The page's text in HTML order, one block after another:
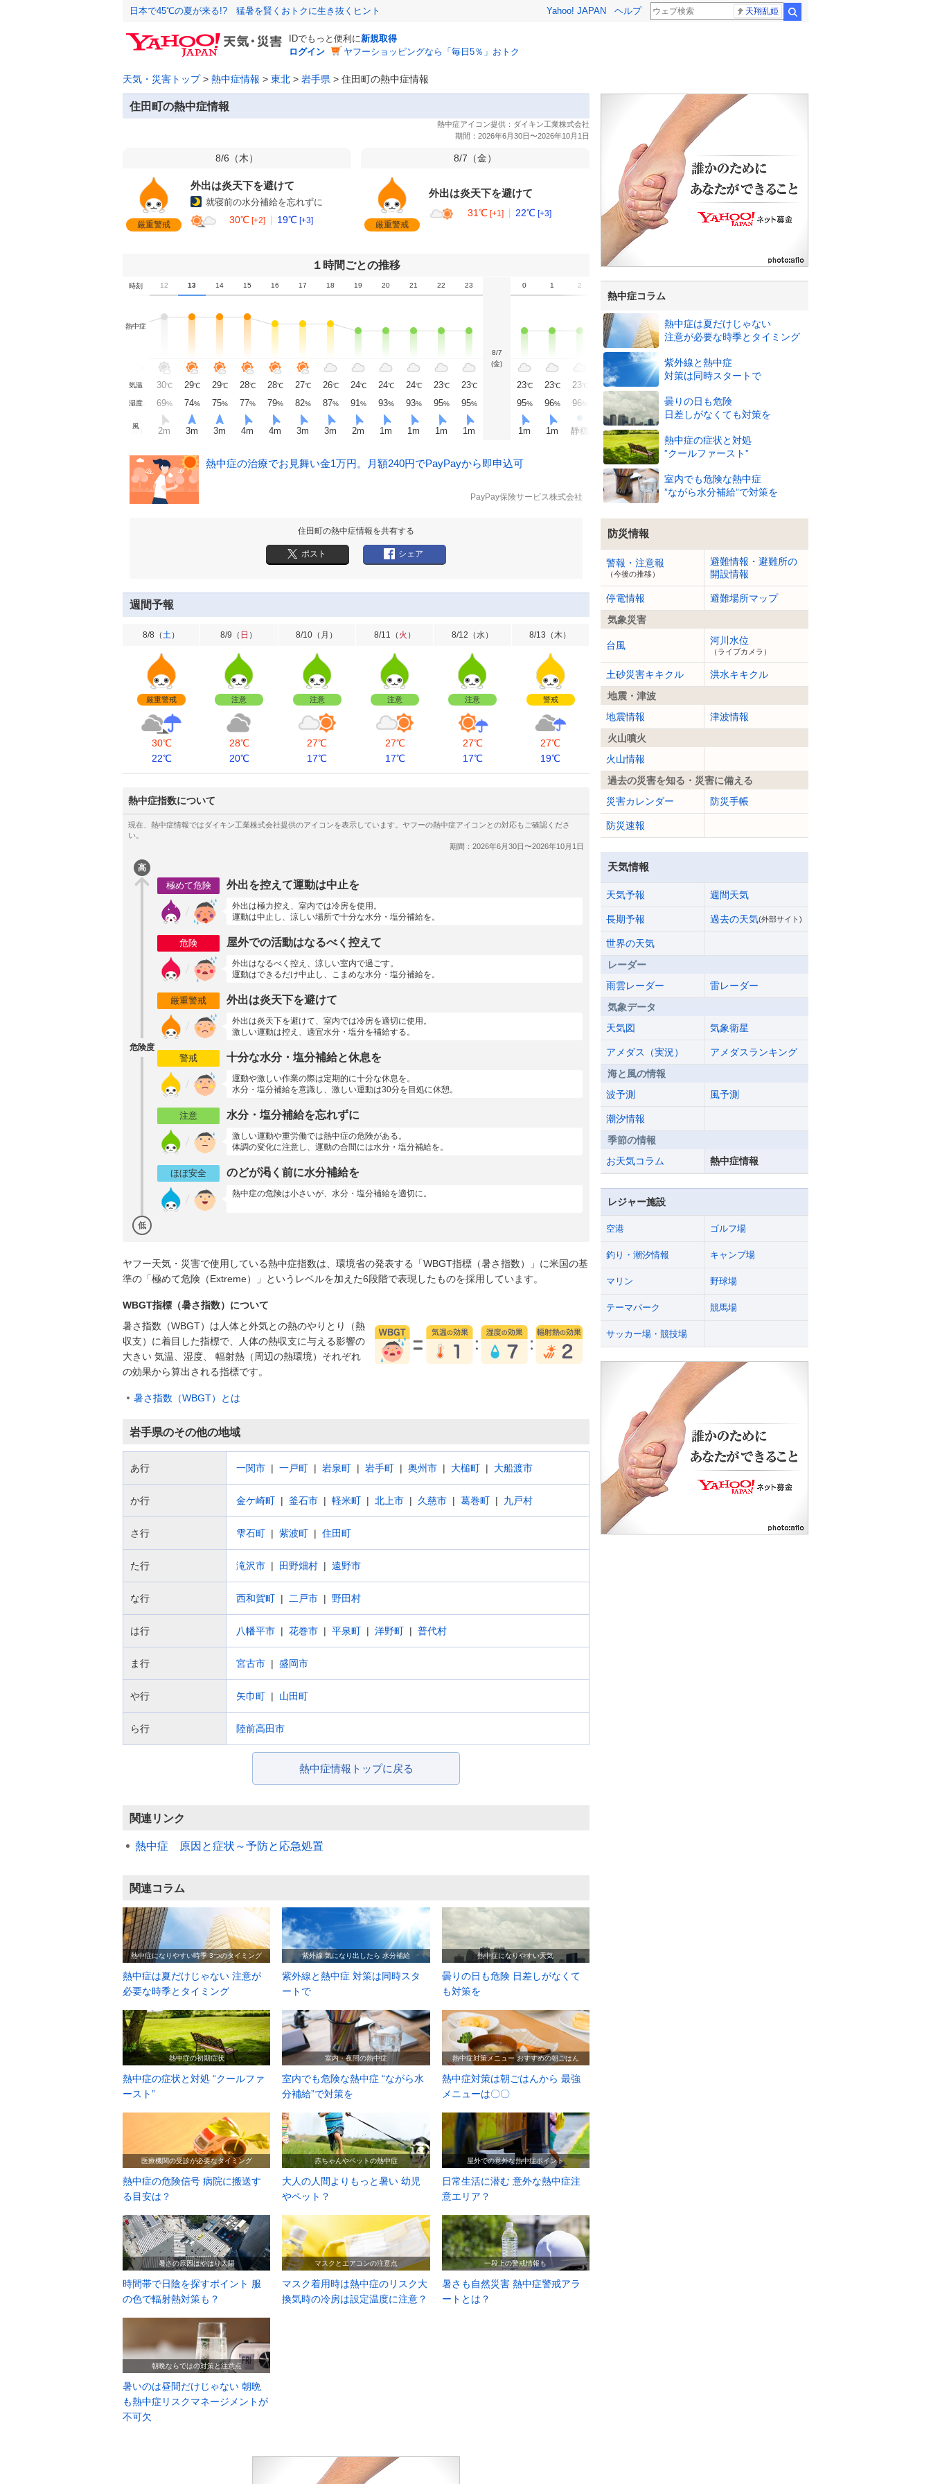
日本で45℃の夏が来る!? 猛暑を賢くおトクに生き抜くヒント Yahoo! JAPAN ヘルプ 天翔乱姫
IDでもっと便利に新規取得
ログイン
ヤフーショッピングなら「毎日5％」おトク
天気・災害トップ> 熱中症情報 > 東北 > 岩手県 > 住田町の熱中症情報
住田町の熱中症情報
8/6（木）
厳重警戒
外出は炎天下を避けて
就寝前の水分補給を忘れずに
30℃ [+2] 19℃ [+3]
8/7（金）
厳重警戒
外出は炎天下を避けて
31℃ [+1] 22℃ [+3]
１時間ごとの推移
時刻
11 12 13 14 15 16 17 18 19 20 21 22 23
8/7
(金)
0 1 2
熱中症
気温
29℃ 30℃ 29℃ 29℃ 28℃ 28℃ 27℃ 26℃ 24℃ 24℃ 24℃ 23℃ 23℃ 23℃ 23℃ 23℃ 23℃ 23℃ 23
湿度
70% 69% 74% 75% 77% 79% 82% 87% 91% 93% 93% 95% 95% 95% 96% 96% 95 95% 95% 95% 91%
風
3m 2m 3m 3m 4m 4m 3m 3m 2m 1m 1m 1m 1m 1m 1m 静穏 静穏 静穏 静穏
熱中症の治療でお見舞い金1万円。月額240円でPayPayから即申込可
PayPay保険サービス株式会社
住田町の熱中症情報を共有する
ポスト シェア
週間予報
8/8 （土）
厳重警戒
30℃
22℃
8/9 （ 日 ）
注意
28℃
20℃
8/10 （ 月 ）
注意
27℃
17℃
8/11 （ 火 ）
注意
27℃
17℃
8/12 （水）
注意
27℃
17℃
8/13 （木）
警戒
27℃
19℃
熱中症指数について
高
危険度
低
極めて危険 外出を控えて運動は中止を
外出は極力控え、室内では冷房を使用。
運動は中止し、涼しい場所で十分な水分・塩分補給を。
危険 屋外での活動はなるべく控えて
外出はなるべく控え、涼しい室内で過ごす。
運動はできるだけ中止し、こまめな水分・塩分補給を。
厳重警戒 外出は炎天下を避けて
外出は炎天下を避けて、室内では冷房を適切に使用。
激しい運動は控え、適宜水分・塩分を補給する。
警戒 十分な水分・塩分補給と休息を
運動や激しい作業の際は定期的に十分な休息を。
水分・塩分補給を意識し、激しい運動は30分を目処に休憩。
注意 水分・塩分補給を忘れずに
激しい運動や重労働では熱中症の危険がある。
体調の変化に注意し、運動の合間には水分・塩分補給を。
ほぼ安全 のどが渇く前に水分補給を
熱中症の危険は小さいが、水分・塩分補給を適切に。
ヤフー天気・災害で使用している熱中症指数は、環境省の発表する「WBGT指標（暑さ指数）」に米国の基
準の「極めて危険（Extreme）」というレベルを加えた6段階で表現したものを採用しています。
WBGT指標（暑さ指数）について
暑さ指数（WBGT）は人体と外気との熱のやりとり（熱
収支）に着目した指標で、人体の熱収支に与える影響の
大きい 気温、湿度、 輻射熱（周辺の熱環境）それぞれ
の効果から算出される指標です。
暑さ指数（WBGT）とは
岩手県のその他の地域
あ行 一関市 一戸町 岩泉町 岩手町 奥州市 大槌町 大船渡市
か行 金ケ崎町 釜石市 軽米町 北上市 久慈市 葛巻町 九戸村
さ行 雫石町 紫波町 住田町
た行 滝沢市 田野畑村 遠野市
な行 西和賀町 二戸市 野田村
は行 八幡平市 花巻市 平泉町 洋野町 普代村
ま行 宮古市 盛岡市
や行 矢巾町 山田町
ら行 陸前高田市
熱中症情報トップに戻る
関連リンク
熱中症 原因と症状～予防と応急処置
関連コラム
熱中症は夏だけじゃない 注意が
必要な時季とタイミング
熱中症になりやすい時季 3つのタイミング
紫外線と熱中症 対策は同時スタ
ートで
紫外線 気になり出したら 水分補給
曇りの日も危険 日差しがなくて
も対策を
熱中症になりやすい天気
熱中症の症状と対処 “クールファ
ースト”
熱中症の初期症状
室内でも危険な熱中症 “ながら水
分補給”で対策を
室内・夜間の熱中症
熱中症対策は朝ごはんから 最強
メニューは〇〇
熱中症対策メニュー おすすめの朝ごはん
熱中症の危険信号 病院に搬送す
る目安は？
医療機関の受診が必要なタイミング
大人の人間よりもっと暑い 幼児
やペット？
赤ちゃんやペットの熱中症
日常生活に潜む 意外な熱中症注
意エリア？
屋外での意外な熱中症ポイント
時間帯で日陰を探すポイント 服
の色で輻射熱対策も？
暑さの原因はやはり太陽
マスク着用時は熱中症のリスク大
換気時の冷房は設定温度に注意？
マスクとエアコンの注意点
暑さも自然災害 熱中症警戒アラ
ートとは？
一段上の警戒情報も
暑いのは昼間だけじゃない 朝晩
も熱中症リスクマネージメントが
不可欠
朝晩ならではの対策と注意点
熱中症コラム
熱中症は夏だけじゃない
注意が必要な時季とタイミング
紫外線と熱中症
対策は同時スタートで
曇りの日も危険
日差しがなくても対策を
熱中症の症状と対処
”クールファースト”
室内でも危険な熱中症
”ながら水分補給”で対策を
防災情報
警報・注意報
（今後の推移）
避難情報・避難所の
開設情報
停電情報
避難場所マップ
気象災害
台風 河川水位
（ライブカメラ）
土砂災害キキクル
洪水キキクル
地震・津波
地震情報
津波情報
火山噴火
火山情報
過去の災害を知る・災害に備える
災害カレンダー
防災手帳
防災速報
天気情報
天気予報 週間天気
長期予報 過去の天気(外部サイト)
世界の天気
レーダー
雨雲レーダー
雷レーダー
気象データ
天気図
気象衛星
アメダス（実況）
アメダスランキング
海と風の情報
波予測
風予測
潮汐情報
季節の情報
お天気コラム
熱中症情報
レジャー施設
空港 ゴルフ場
釣り・潮汐情報 キャンプ場
マリン 野球場
テーマパーク 競馬場
サッカー場・競技場